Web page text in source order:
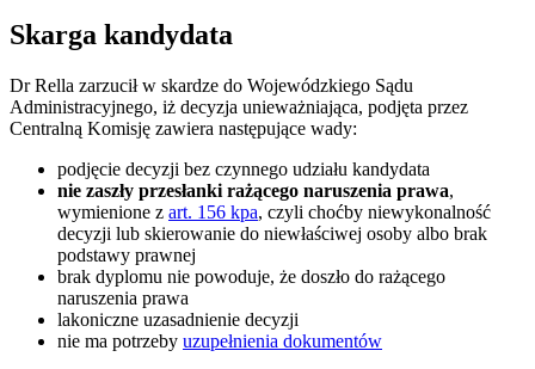
Skarga kandydata
Dr Rella zarzucił w skardze do Wojewódzkiego Sądu
Administracyjnego, iż decyzja unieważniająca, podjęta przez
Centralną Komisję zawiera następujące wady:
podjęcie decyzji bez czynnego udziału kandydata
nie zaszły przesłanki rażącego naruszenia prawa,
wymienione z art. 156 kpa, czyli choćby niewykonalność
decyzji lub skierowanie do niewłaściwej osoby albo brak
podstawy prawnej
brak dyplomu nie powoduje, że doszło do rażącego
naruszenia prawa
lakoniczne uzasadnienie decyzji
nie ma potrzeby uzupełnienia dokumentów